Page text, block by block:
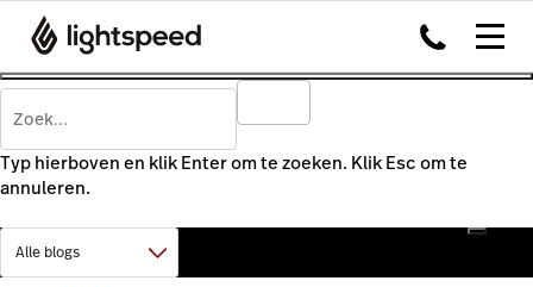
Typ hierboven en klik Enter om te zoeken. Klik Esc om te
annuleren.